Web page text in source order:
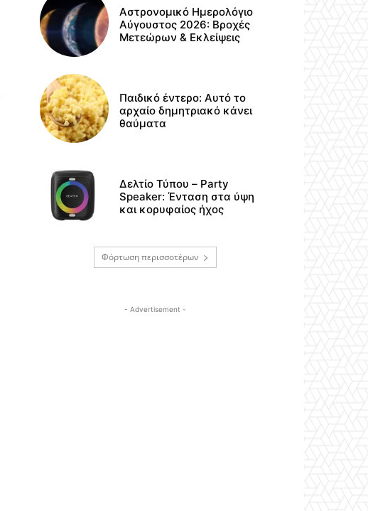
Αστρονομικό Ημερολόγιο
Αύγουστος 2026: Βροχές
Μετεώρων & Εκλείψεις
Παιδικό έντερο: Αυτό το
αρχαίο δημητριακό κάνει
θαύματα
Δελτίο Τύπου – Party
Speaker: Ένταση στα ύψη
και κορυφαίος ήχος
Φόρτωση περισσοτέρων
- Advertisement -